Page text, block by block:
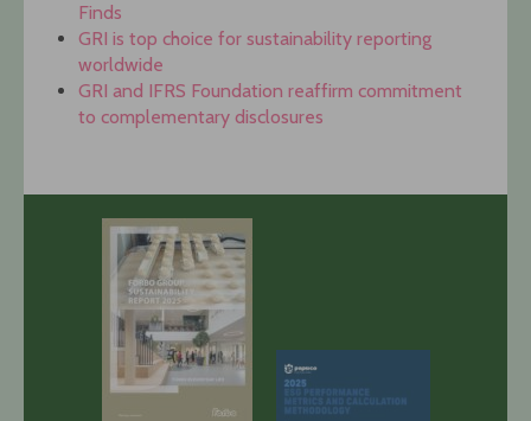
Finds
GRI is top choice for sustainability reporting
worldwide
GRI and IFRS Foundation reaffirm commitment
to complementary disclosures